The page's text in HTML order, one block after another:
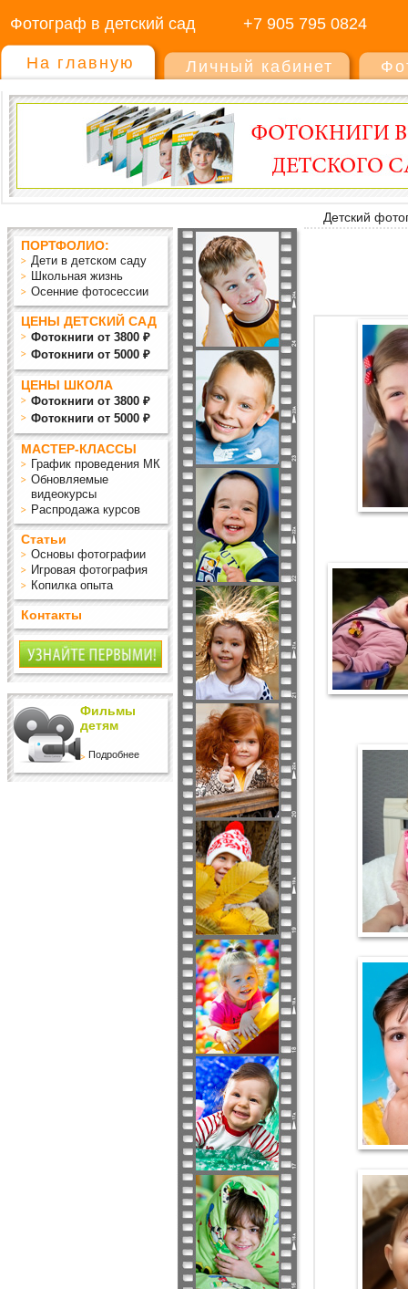
Фотограф в детский сад +7 905 795 0824
На главную Личный кабинет
Детский
ПОРТФОЛИО:
Дети в детском саду
Школьная жизнь
Осенние фотосессии
ЦЕНЫ ДЕТСКИЙ САД
Фотокниги от 3800 ₽
Фотокниги от 5000 ₽
ЦЕНЫ ШКОЛА
Фотокниги от 3800 ₽
Фотокниги от 5000 ₽
МАСТЕР-КЛАССЫ
График проведения МК
Обновляемые
видеокурсы
Распродажа курсов
Статьи
Основы фотографии
Игровая фотография
Копилка опыта
Контакты
Фильмы
детям
Подробнее